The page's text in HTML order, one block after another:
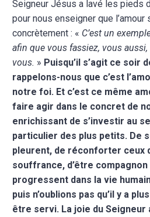
Seigneur Jésus a lavé les pieds
pour nous enseigner que l’amour
concrètement : « C’est un
afin que vous fassiez, vous
vous. » Puisqu’il s’agit ce soir
rappelons-nous que c’est
notre foi. Et c’est ce même
faire agir dans le concret de
enrichissant de s’investir au
particulier des plus petits. De
pleurent, de réconforter ceux
souffrance, d’être
progressent dans la vie
puis n’oublions pas qu’il y a
être servi. La joie du Seigneur